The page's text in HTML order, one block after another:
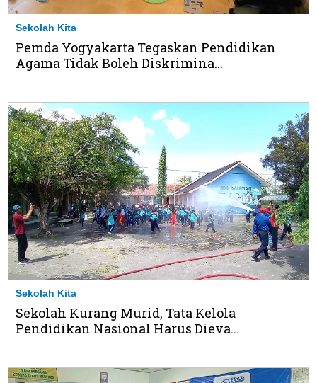
Sekolah Kita
Pemda Yogyakarta Tegaskan Pendidikan
Agama Tidak Boleh Diskrimina...
Sekolah Kita
Sekolah Kurang Murid, Tata Kelola
Pendidikan Nasional Harus Dieva...